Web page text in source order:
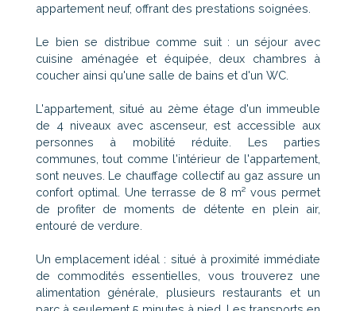
appartement neuf, offrant des prestations soignées.
Le bien se distribue comme suit : un séjour avec
cuisine aménagée et équipée, deux chambres à
coucher ainsi qu'une salle de bains et d'un WC.
L'appartement, situé au 2ème étage d'un immeuble
de 4 niveaux avec ascenseur, est accessible aux
personnes à mobilité réduite. Les parties
communes, tout comme l'intérieur de l'appartement,
sont neuves. Le chauffage collectif au gaz assure un
confort optimal. Une terrasse de 8 m² vous permet
de profiter de moments de détente en plein air,
entouré de verdure.
Un emplacement idéal : situé à proximité immédiate
de commodités essentielles, vous trouverez une
alimentation générale, plusieurs restaurants et un